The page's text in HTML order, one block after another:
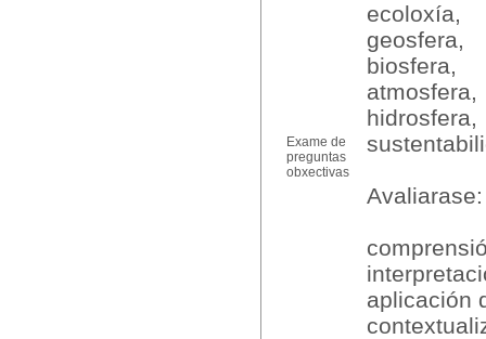
Exame de
preguntas
obxectivas
ecoloxía,
geosfera,
biosfera,
atmosfera,
hidrosfera,
Avaliarase:
aplicación